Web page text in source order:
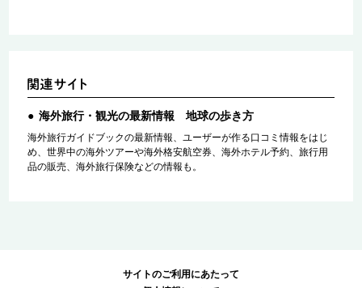
海外旅行・観光の最新情報 地球の歩き方
海外旅行ガイドブックの最新情報、ユーザーが作る口コミ情報をはじ
め、世界中の海外ツアーや海外格安航空券、海外ホテル予約、旅行用
品の販売、海外旅行保険などの情報も。
サイトのご利用にあたって